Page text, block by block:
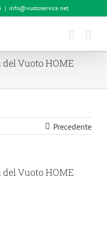
| info@vuotoservice.net
Vuoto HOME
Precedente
Vuoto HOME